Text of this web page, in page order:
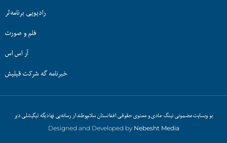
رادیویی برنامه‌لر
فلم و صورت
آر اس اس
خبرنامه گه شرکت قیلیش
بو وبسایت مضمونی نینگ مادی و معنوی حقوقی افغانستان سلام‌وطندار رسانه‌یی نهادیگه تیگیشلی دیر
Designed and Developed by Nebesht Media